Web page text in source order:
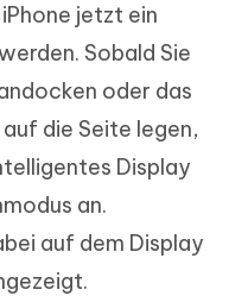
jetzt ein
Sobald Sie
oder das
die Seite legen,
Display
an.
auf dem Display